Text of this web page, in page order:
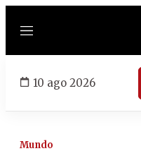
Menú
10 ago 2026
Mundo